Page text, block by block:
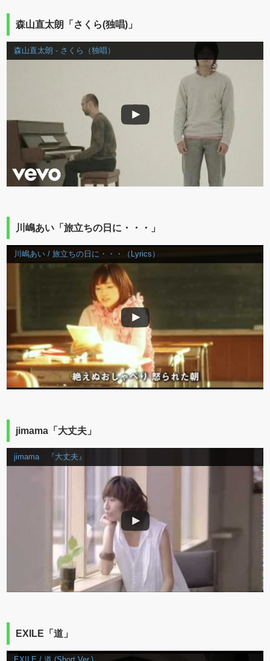
森山直太朗「さくら(独唱)」
森山直太朗 - さくら（独唱）
川嶋あい「旅立ちの日に・・・」
川嶋あい / 旅立ちの日に・・・（Lyrics）
jimama「大丈夫」
jimama 『大丈夫』
EXILE「道」